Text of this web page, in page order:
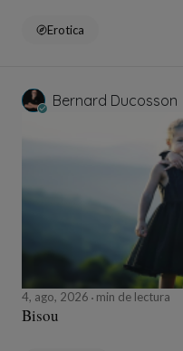
Erotica
Bernard Ducosson
4, ago, 2026 min de lectura
Bisou